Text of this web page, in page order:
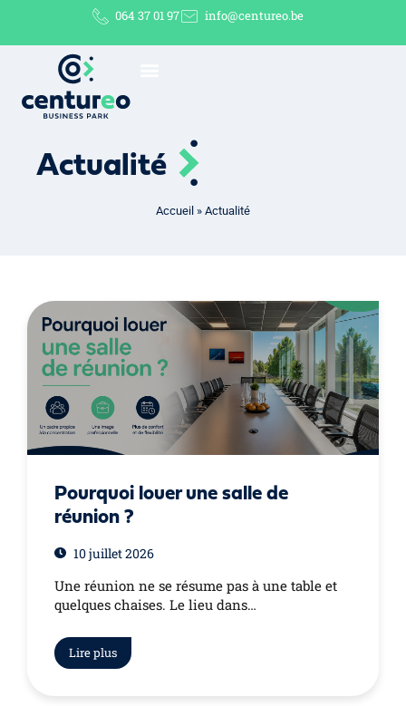
064 37 01 97 info@centureo.be
Actualité
Accueil » Actualité
Pourquoi louer une salle de
réunion ?
10 juillet 2026
Une réunion ne se résume pas à une table et
quelques chaises. Le lieu dans…
Lire plus